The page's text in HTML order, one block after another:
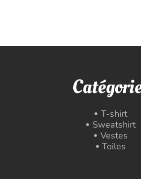
T-shirt
Sweatshirt
Vestes
Toiles